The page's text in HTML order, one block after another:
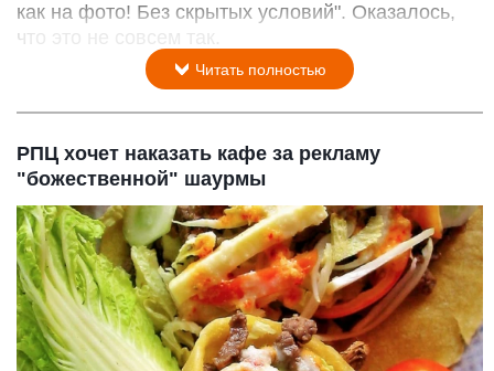
как на фото! Без скрытых условий". Оказалось,
что это не совсем так.
Читать полностью
РПЦ хочет наказать кафе за рекламу
"божественной" шаурмы